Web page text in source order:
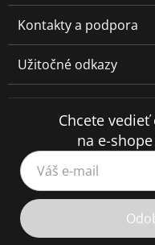
Kontakty a podpora
Užitočné odkazy
Chcete
na e-
Váš e-mail